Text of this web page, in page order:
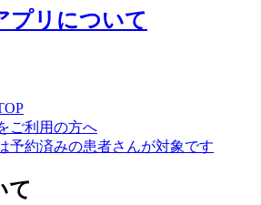
プリについて
ご利用の方へ
予約済みの患者さんが対象です
て